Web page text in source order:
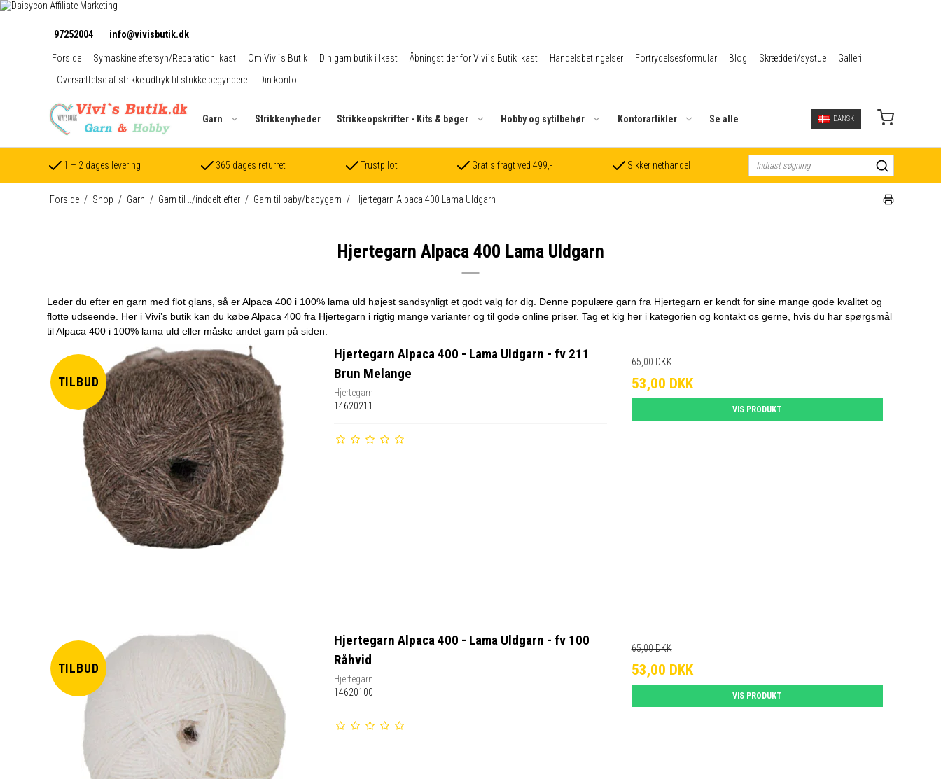
97252004 info@vivisbutik.dk
Forside Symaskine eftersyn/Reparation Ikast Om Vivi`s Butik Din garn butik i Ikast Åbningstider for Vivi´s Butik Ikast Handelsbetingelser Fortrydelsesformular Blog Skrædderi/systue
Galleri
Oversættelse af strikke udtryk til strikke begyndere
Din konto
Garn Strikkenyheder Strikkeopskrifter - Kits & bøger Hobby og sytilbehør Kontorartikler Se alle DANSK
1 – 2 dages levering 365 dages returret Trustpilot Gratis fragt ved 499,- Sikker nethandel
Forside / Shop / Garn / Garn til ../inddelt efter / Garn til baby/babygarn / Hjertegarn Alpaca 400 Lama Uldgarn
Hjertegarn Alpaca 400 Lama Uldgarn
Leder du efter en garn med flot glans, så er Alpaca 400 i 100% lama uld højest sandsynligt et godt valg for dig. Denne populære garn fra Hjertegarn er kendt for sine mange gode kvalitet og
flotte udseende. Her i Vivi’s butik kan du købe Alpaca 400 fra Hjertegarn i rigtig mange varianter og til gode online priser. Tag et kig her i kategorien og kontakt os gerne, hvis du har spørgsmål
til Alpaca 400 i 100% lama uld eller måske andet garn på siden.
TILBUD
Hjertegarn Alpaca 400 - Lama Uldgarn - fv 211
Brun Melange
Hjertegarn
14620211
65,00 DKK
53,00 DKK
VIS PRODUKT
TILBUD
Hjertegarn Alpaca 400 - Lama Uldgarn - fv 100
Råhvid
Hjertegarn
14620100
65,00 DKK
53,00 DKK
VIS PRODUKT